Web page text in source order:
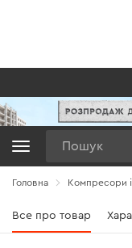
Головна Компресори
Все про товар